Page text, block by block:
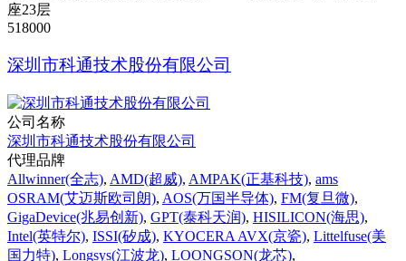
座23层
518000
深圳市科通技术股份有限公司
公司名称
深圳市科通技术股份有限公司
代理品牌
Allwinner(全志), AMD(超威), AMPAK(正基科技), ams
OSRAM(艾迈斯欧司朗), AOS(万国半导体), FM(复旦微),
GigaDevice(兆易创新), GPT(泰科天润), HISILICON(海思),
Intel(英特尔), ISSI(矽成), KYOCERA AVX(京瓷), Littelfuse(美
国力特), Longsys(江波龙), LOONGSON(龙芯),